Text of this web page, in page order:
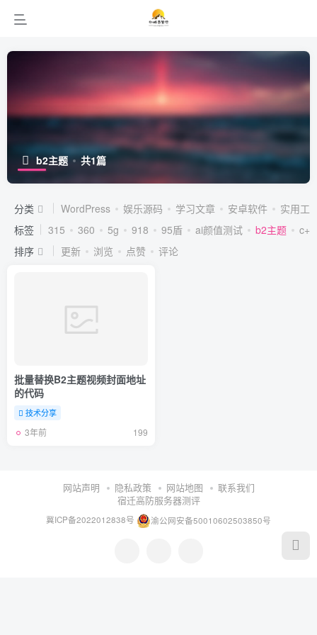
b2主题 共1篇
分类 WordPress 娱乐源码 学习文章 安卓软件
实用工
标签
315 360 5g 918 95盾 ai颜值测试 b2主题
c++
排序
更新 浏览 点赞 评论
批量替换B2主题视频封面地址
的代码
技术分享
3年前 199
网站声明 隐私政策 网站地图
联系我们
宿迁高防服务器测评
冀ICP备2022012838号 渝公网安备50010602503850号